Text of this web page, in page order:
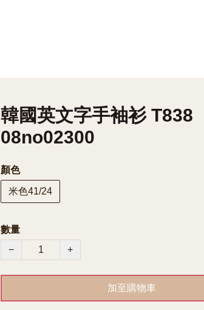
韓國英文字手袖衫 T838
08no02300
顏色
米色41/24
數量
−
+
加至購物車